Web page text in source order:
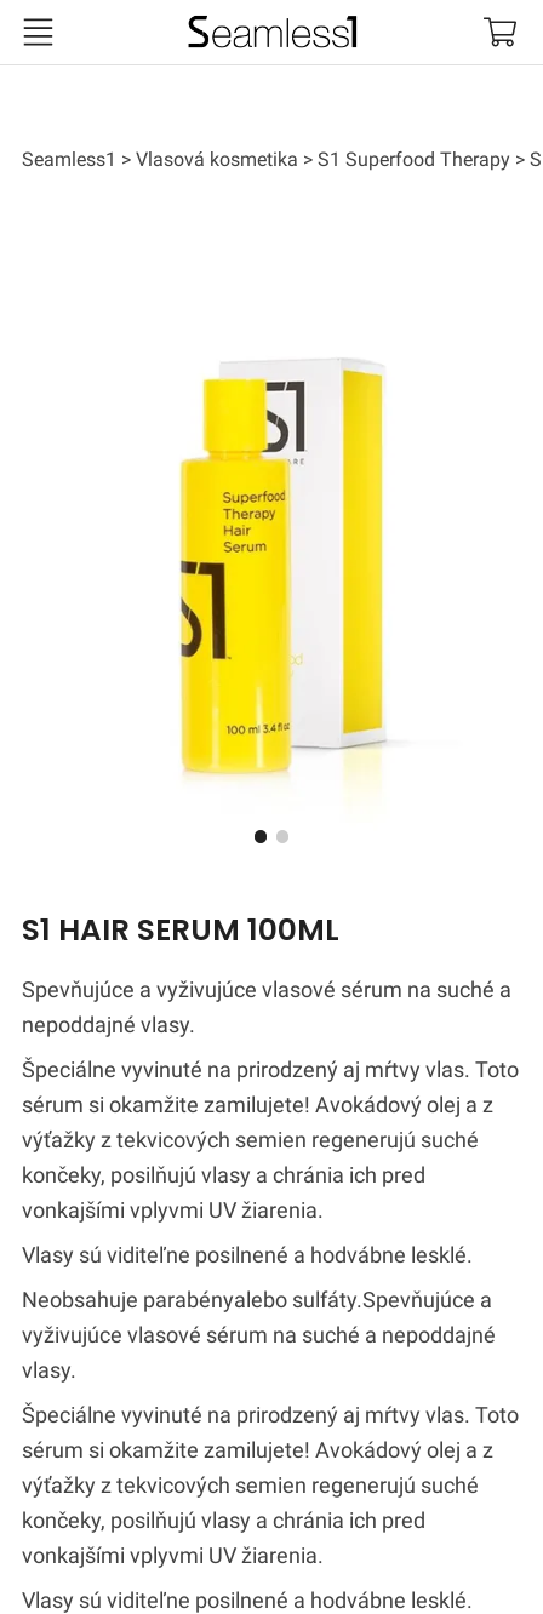
Seamless1 Vlasová kosmetika S1 Superfood Therapy
S1 HAIR SERUM 100ML
Spevňujúce a vyživujúce vlasové sérum na suché a
nepoddajné vlasy.
Špeciálne vyvinuté na prirodzený aj mŕtvy vlas. Toto
sérum si okamžite zamilujete! Avokádový olej a z
výťažky z tekvicových semien regenerujú suché
končeky, posilňujú vlasy a chránia ich pred
vonkajšími vplyvmi UV žiarenia.
Vlasy sú viditeľne posilnené a hodvábne lesklé.
Neobsahuje parabényalebo sulfáty.Spevňujúce a
vyživujúce vlasové sérum na suché a nepoddajné
vlasy.
Špeciálne vyvinuté na prirodzený aj mŕtvy vlas. Toto
sérum si okamžite zamilujete! Avokádový olej a z
výťažky z tekvicových semien regenerujú suché
končeky, posilňujú vlasy a chránia ich pred
vonkajšími vplyvmi UV žiarenia.
Vlasy sú viditeľne posilnené a hodvábne lesklé.